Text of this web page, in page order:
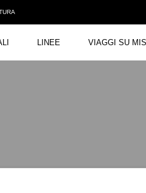
LINEE VIAGGI SU